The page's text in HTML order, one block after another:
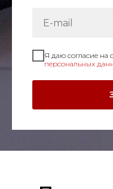
Я даю согласие на
персональных